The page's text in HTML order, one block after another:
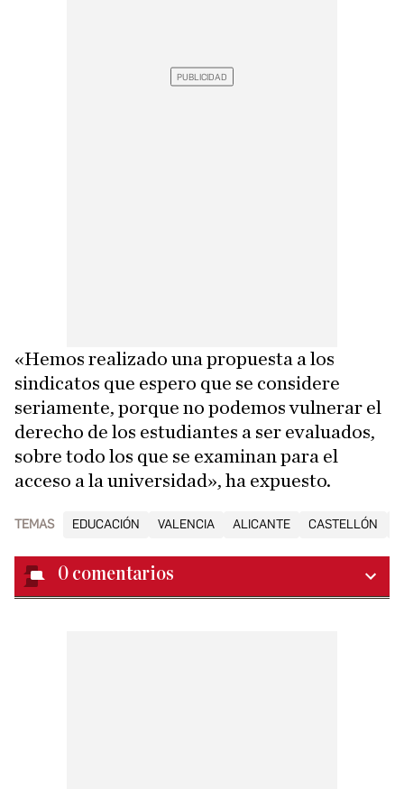
«Hemos realizado una propuesta a los
sindicatos que espero que se considere
seriamente, porque no podemos vulnerar el
derecho de los estudiantes a ser evaluados,
sobre todo los que se examinan para el
acceso a la universidad», ha expuesto.
TEMAS EDUCACIÓN VALENCIA ALICANTE CASTELLÓN
0 comentarios